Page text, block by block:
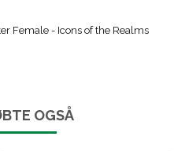
Female - Icons of the Realms
OGSÅ